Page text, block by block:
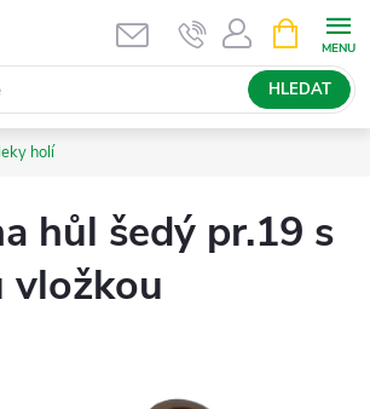
HLEDAT
NÁKUPNÍ
KOŠÍK
holí
hůl šedý pr.19 s
vložkou